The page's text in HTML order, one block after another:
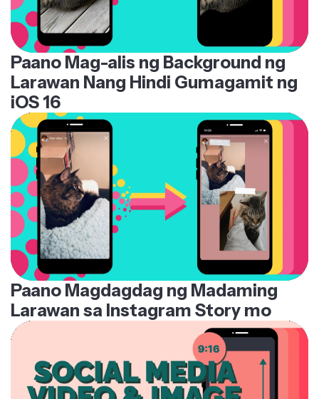
Paano Mag-alis ng Background ng
Larawan Nang Hindi Gumagamit ng
iOS 16
Paano Magdagdag ng Madaming
Larawan sa Instagram Story mo